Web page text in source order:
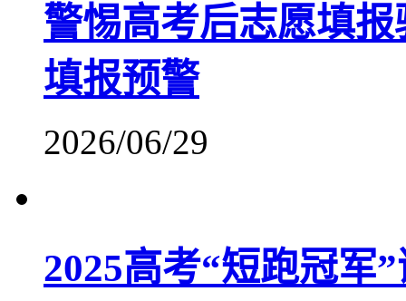
警惕高考后志愿填
填报预警
2026/06/29
2025高考“短跑冠军